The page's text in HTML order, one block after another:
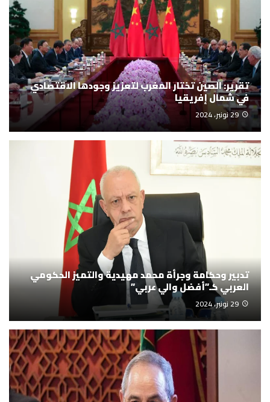
تقرير: الصين تختار المغرب لتعزيز وجودها الاقتصادي
في شمال إفريقيا
29 نونبر، 2024
تدبير وحكامة وجرأة محمد مهيدية والتميز الحكومي
العربي كـ”أفضل والي عربي”
29 نونبر، 2024